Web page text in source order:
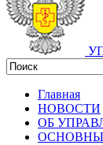
Главная
НОВОСТИ
ОБ